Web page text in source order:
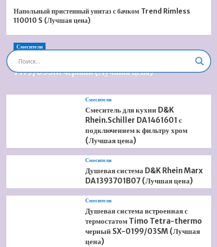
Напольный пристенный унитаз с бачком Trend Rimless
110010 S (Лучшая цена)
Смесители
Душевая система встроенная Timo Briana SX-
7119/03SM черный (Лучшая цена)
Смесители
Смеситель для кухни D&K
Rhein.Schiller DA1461601 с
подключением к фильтру хром
(Лучшая цена)
Смесители
Душевая система D&K Rhein Marx
DA1393701B07 (Лучшая цена)
Смесители
Душевая система встроенная с
термостатом Timo Tetra-thermo
черный SX-0199/03SM (Лучшая
цена)